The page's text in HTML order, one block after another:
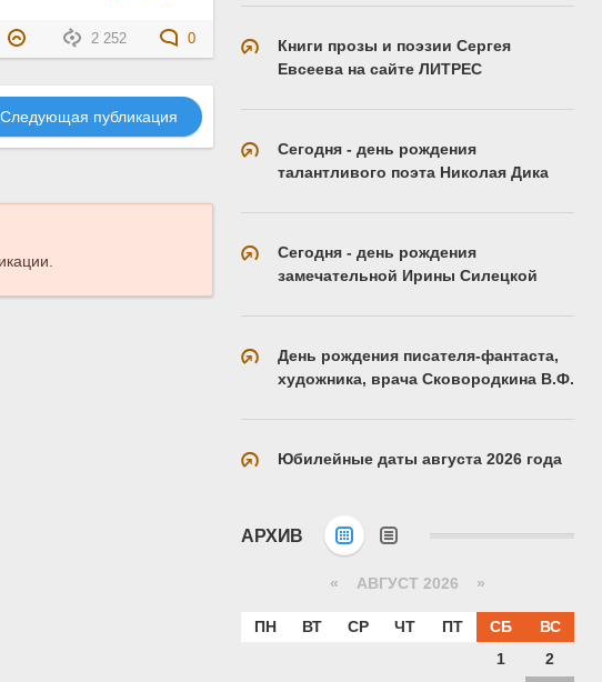
2 252 0
Следующая публикация
Книги прозы и поэзии Сергея
Евсеева на сайте ЛИТРЕС
Сегодня - день рождения
талантливого поэта Николая Дика
Сегодня - день рождения
замечательной Ирины Силецкой
День рождения писателя-фантаста,
художника, врача Сковородкина В.Ф.
Юбилейные даты августа 2026 года
АРХИВ
« АВГУСТ 2026 »
ПН ВТ СР ЧТ ПТ СБ
ВС
1
2